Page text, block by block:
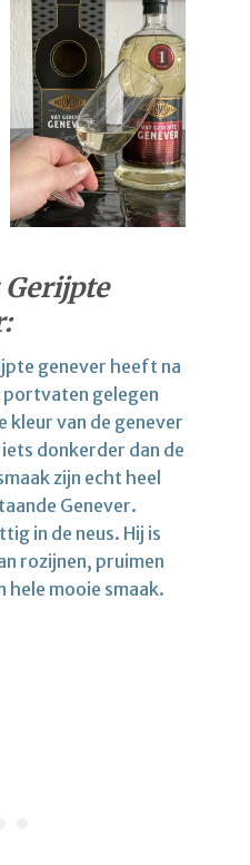
genever heeft na
gelegen
kleur van de genever
donkerder dan de
zijn echt heel
Genever.
in de neus. Hij is
rozijnen, pruimen
hele mooie smaak.